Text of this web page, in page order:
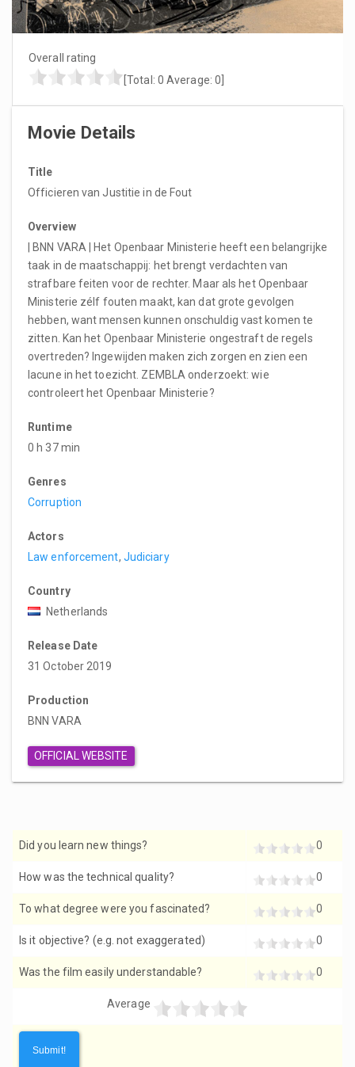
Overall rating
[Total: 0 Average: 0
Movie Details
Title
Officieren van Justitie in de Fout
Overview
| BNN VARA | Het Openbaar Ministerie heeft een belangrijke
taak in de maatschappij: het brengt verdachten van
strafbare feiten voor de rechter. Maar als het Openbaar
Ministerie zélf fouten maakt, kan dat grote gevolgen
hebben, want mensen kunnen onschuldig vast komen te
zitten. Kan het Openbaar Ministerie ongestraft de regels
overtreden? Ingewijden maken zich zorgen en zien een
lacune in het toezicht. ZEMBLA onderzoekt: wie
controleert het Openbaar Ministerie?
Runtime
0 h 37 min
Genres
Corruption
Actors
Law enforcement, Judiciary
Country
Netherlands
Release Date
31 October 2019
Production
BNN VARA
OFFICIAL WEBSITE
Did you learn new things? 0
How was the technical quality? 0
To what degree were you fascinated? 0
Is it objective? (e.g. not exaggerated) 0
Was the film easily understandable? 0
Average